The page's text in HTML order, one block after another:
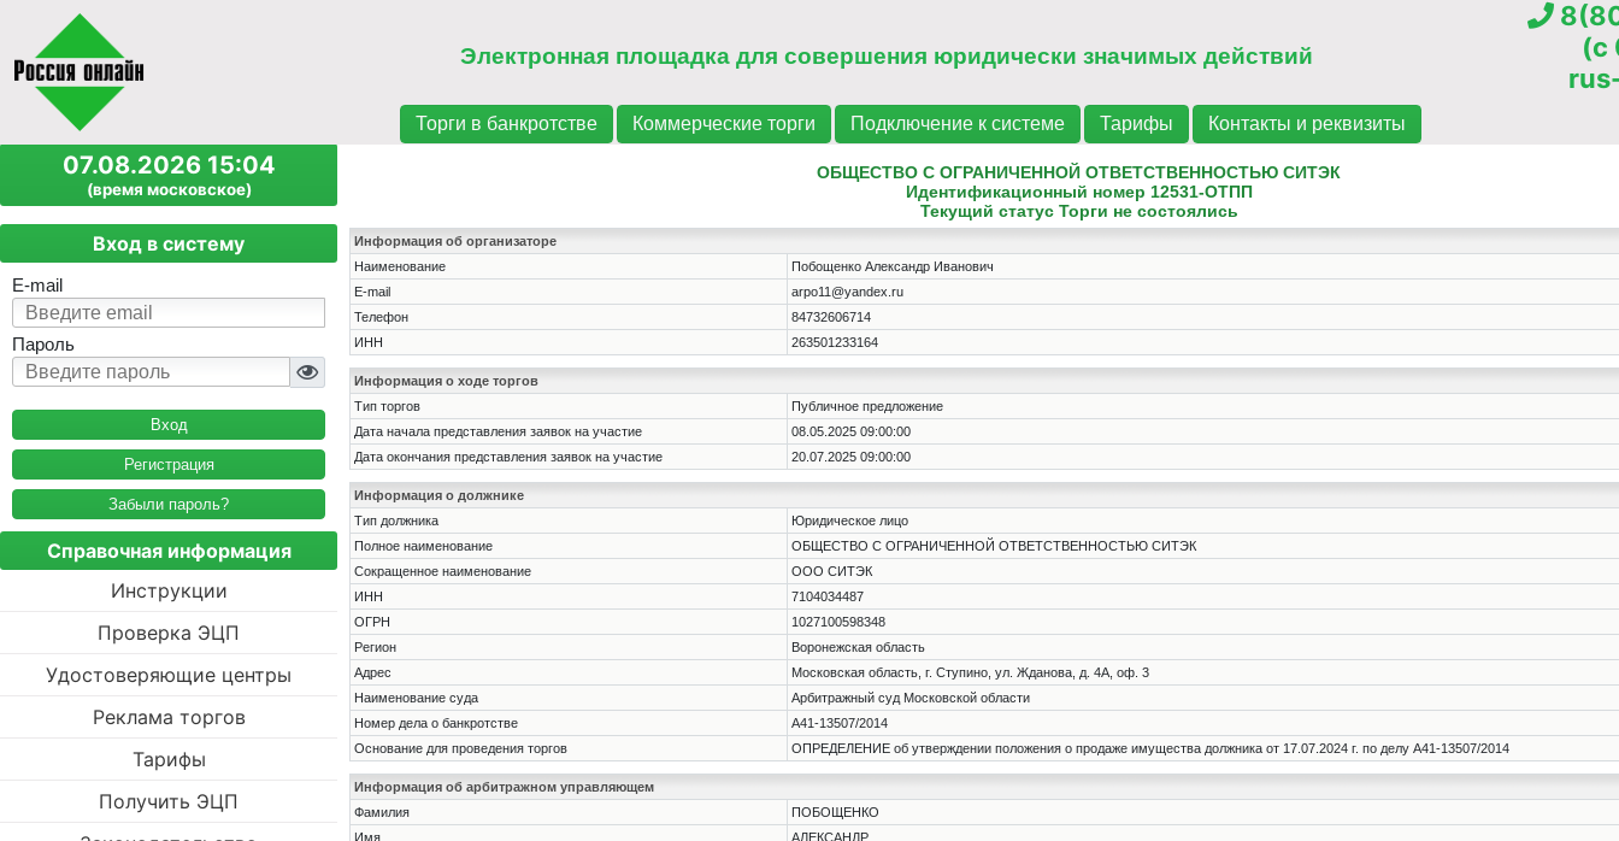
Электронная площадка для совершения юридически значимых действий
(c
Торги в банкротстве Коммерческие торги Подключение к системе Тарифы Контакты и реквизиты
07.08.2026 15:04
(время московское)
Вход в систему
E-mail
Пароль
Регистрация
Забыли пароль?
Справочная информация
Инструкции
Проверка ЭЦП
Удостоверяющие центры
Реклама торгов
Тарифы
Получить ЭЦП
ОБЩЕСТВО С ОГРАНИЧЕННОЙ ОТВЕТСТВЕННОСТЬЮ СИТЭК
Идентификационный номер 12531-ОТПП
Текущий статус Торги не состоялись
Информация об организаторе
Наименование
Побощенко Александр Иванович
E-mail
arpo11@yandex.ru
Телефон
84732606714
ИНН
263501233164
Информация о ходе торгов
Тип торгов
Публичное предложение
Дата начала представления заявок на участие
08.05.2025 09:00:00
Дата окончания представления заявок на участие
20.07.2025 09:00:00
Информация о должнике
Тип должника
Юридическое лицо
Полное наименование
ОБЩЕСТВО С ОГРАНИЧЕННОЙ ОТВЕТСТВЕННОСТЬЮ СИТЭК
Сокращенное наименование
ООО СИТЭК
ИНН
7104034487
ОГРН
1027100598348
Регион
Воронежская область
Адрес
Московская область, г. Ступино, ул. Жданова, д. 4А, оф. 3
Наименование суда
Арбитражный суд Московской области
Номер дела о банкротстве
А41-13507/2014
Основание для проведения торгов
ОПРЕДЕЛЕНИЕ об утверждении положения о продаже имущества должника от 17.07.2024 г. по делу А41-13507/2014
Информация об арбитражном управляющем
Фамилия
ПОБОЩЕНКО
Имя
АЛЕКСАНДР